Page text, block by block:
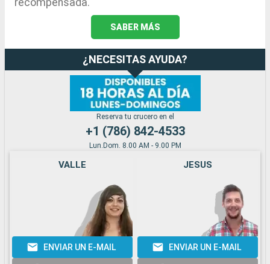
SABER MÁS
¿NECESITAS AYUDA?
Reserva tu crucero en el
+1 (786) 842-4533
Lun.Dom. 8.00 AM - 9.00 PM
VALLE
ENVIAR UN E-MAIL
JESUS
ENVIAR UN E-MAIL